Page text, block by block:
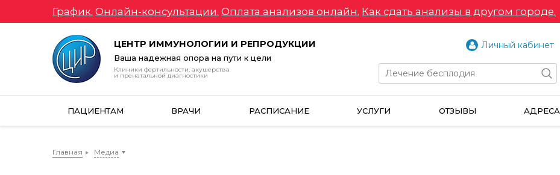
График. Онлайн-консультации. Оплата анализов онлайн. Как сдать анализы в другом городе.
ЦЕНТР ИММУНОЛОГИИ И РЕПРОДУКЦИИ
Ваша надежная опора на пути к цели
Клиники фертильности, акушерства
и пренатальной диагностики
Личный кабинет
ПАЦИЕНТАМ ВРАЧИ РАСПИСАНИЕ УСЛУГИ ОТЗЫВЫ АДРЕСА
Главная Медиа